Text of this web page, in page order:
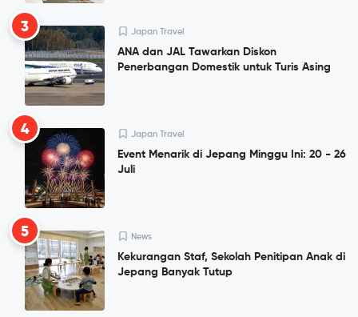
3 Japan Travel
ANA dan JAL Tawarkan Diskon
Penerbangan Domestik untuk Turis Asing
4 Japan Travel
Event Menarik di Jepang Minggu Ini: 20 - 26
Juli
5 News
Kekurangan Staf, Sekolah Penitipan Anak di
Jepang Banyak Tutup